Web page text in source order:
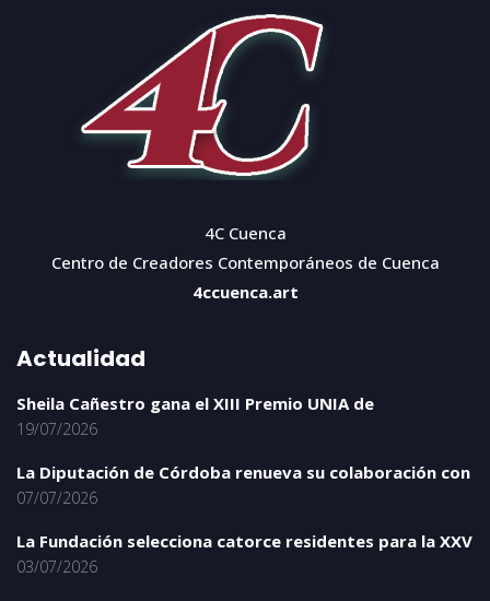
4C Cuenca
Centro de Creadores Contemporáneos de Cuenca
4ccuenca.art
Actualidad
Sheila Cañestro gana el XIII Premio UNIA de
19/07/2026
La Diputación de Córdoba renueva su colaboración con
07/07/2026
La Fundación selecciona catorce residentes para la XXV
03/07/2026